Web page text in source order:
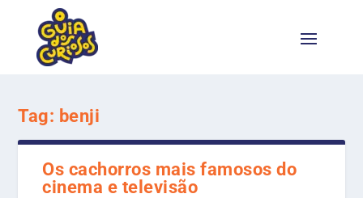
Tag: benji
Os cachorros mais famosos do
cinema e televisão